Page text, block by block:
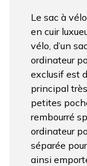
Le sac à
en cuir
vélo, d’un
ordinateur
exclusif est
principal
petites
rembourré
ordinateur
séparée
ainsi